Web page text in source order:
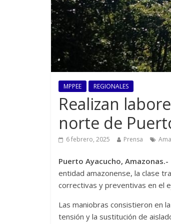
MPPEE REGIONALES
Realizan
norte de
6 febrero, 2025 Prensa
Puerto Ayacucho, Amazonas.-
entidad amazonense, la clase
correctivas y preventivas en el
Las maniobras consistieron en
tensión y la sustitución de